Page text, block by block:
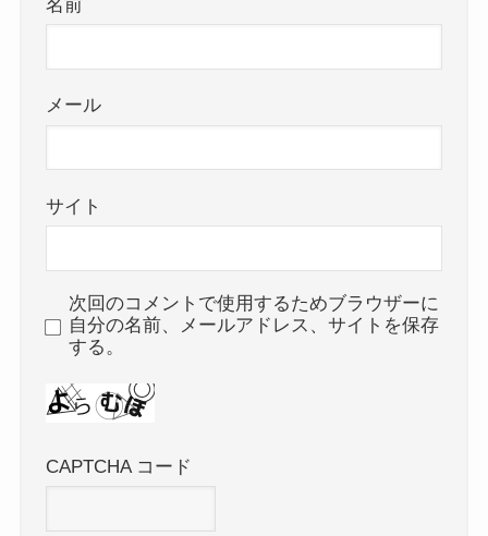
メール
サイト
次回のコメントで使用するためブラウザーに
自分の名前、メールアドレス、サイトを保存
する。
CAPTCHA コード